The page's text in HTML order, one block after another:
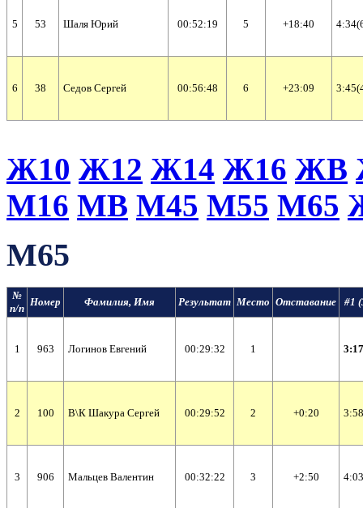
5 53 Шаля Юрий 00:52:19 5 +18:40
6 38 Седов Сергей 00:56:48 6 +23:09
Ж10 Ж12 Ж14 Ж16 ЖВ
М16 МВ М45 М55 М65
М65
№
п/п
Номер Фамилия, Имя Результат Место Отставание #1
1 963 Логинов Евгений 00:29:32 1
2 100 В\К Шакура Сергей 00:29:52 2 +0:20
3 906 Мальцев Валентин 00:32:22 3 +2:50